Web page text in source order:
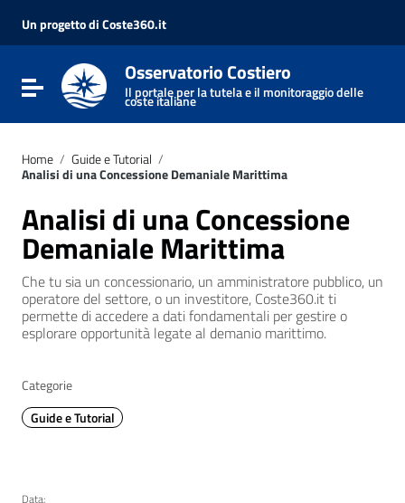
Vai al menu di navigazione
Vai al footer
Un progetto di Coste360.it
Attiva / disattiva la navigazione
Osservatorio Costiero
Il portale per la tutela e il monitoraggio delle
coste italiane
Home / Guide e Tutorial /
Analisi di una Concessione Demaniale Marittima
Analisi di una Concessione
Demaniale Marittima
Che tu sia un concessionario, un amministratore pubblico, un
operatore del settore, o un investitore, Coste360.it ti
permette di accedere a dati fondamentali per gestire o
esplorare opportunità legate al demanio marittimo.
Categorie
Guide e Tutorial
Data: